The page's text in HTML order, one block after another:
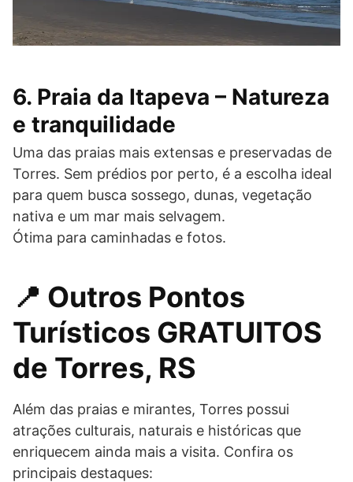
6. Praia da Itapeva – Natureza
e tranquilidade
Uma das praias mais extensas e preservadas de
Torres. Sem prédios por perto, é a escolha ideal
para quem busca sossego, dunas, vegetação
nativa e um mar mais selvagem.
Ótima para caminhadas e fotos.
📍 Outros Pontos
Turísticos GRATUITOS
de Torres, RS
Além das praias e mirantes, Torres possui
atrações culturais, naturais e históricas que
enriquecem ainda mais a visita. Confira os
principais destaques: